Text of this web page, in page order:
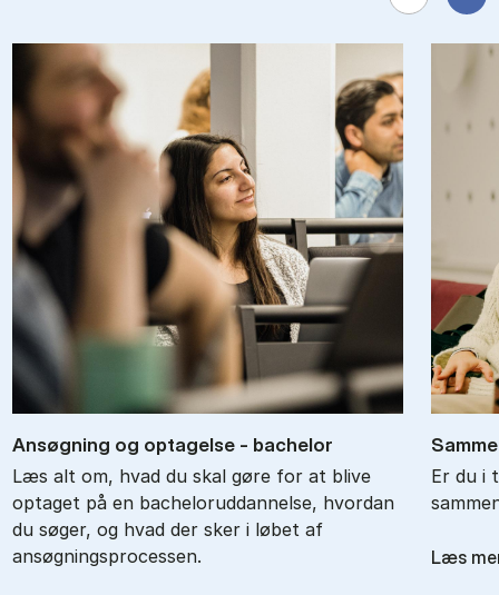
An­søg­ning og op­ta­gel­se - ba­chel­or
Læs alt om, hvad du skal gøre for at blive
optaget på en bacheloruddannelse, hvordan
du søger, og hvad der sker i løbet af
ansøgningsprocessen.
Er du i
Læs